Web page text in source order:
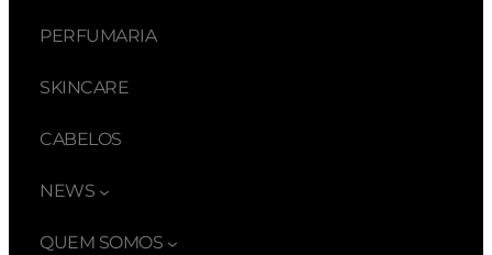
PERFUMARIA
SKINCARE
CABELOS
NEWS
QUEM SOMOS